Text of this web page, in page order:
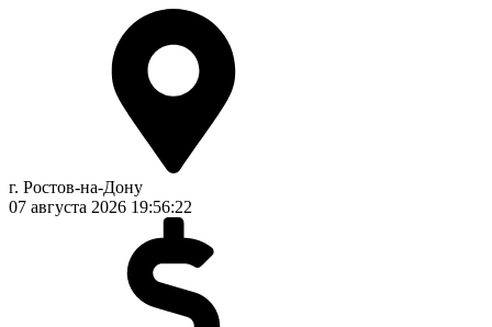
г. Ростов-на-Дону
07 августа 2026 19:56:23